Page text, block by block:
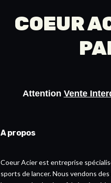
COEUR
Attention Vente
A propos
Coeur Acier est entreprise
sports de lancer. Nous vendons